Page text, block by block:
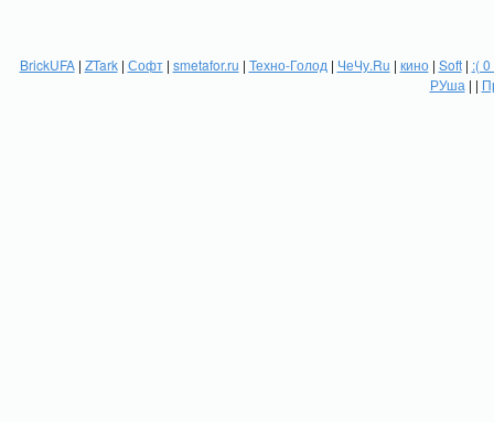
BrickUFA| ZTark| Софт| smetafor.ru | Техно-Голод | ЧеЧу.Ru | кино| Soft| :(
РУша | |